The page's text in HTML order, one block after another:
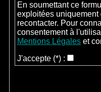
En soumettant ce
exploitées uniquement
recontacter. Pour
consentement à
Mentions Légales et
J'accepte (*) :